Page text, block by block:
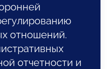
отношений.
отчетности и